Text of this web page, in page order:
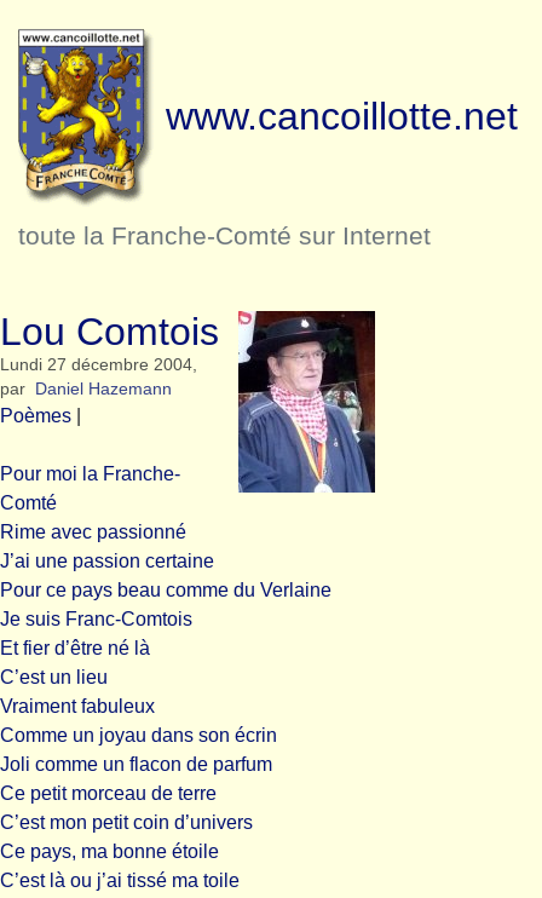
www.cancoillotte.net
toute la Franche-Comté sur Internet
Lou Comtois
Lundi 27 décembre 2004,
par
Daniel Hazemann
Poèmes
Pour moi la Franche-
Comté
Rime avec passionné
J’ai une passion certaine
Pour ce pays beau comme du Verlaine
Je suis Franc-Comtois
Et fier d’être né là
C’est un lieu
Vraiment fabuleux
Comme un joyau dans son écrin
Joli comme un flacon de parfum
Ce petit morceau de terre
C’est mon petit coin d’univers
Ce pays, ma bonne étoile
C’est là ou j’ai tissé ma toile